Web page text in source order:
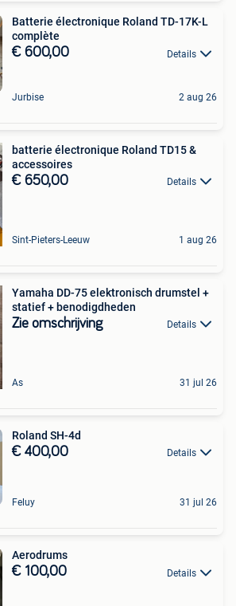
Batterie électronique Roland TD-17K-L
complète
€ 600,00 Details
Jurbise 2 aug 26
batterie électronique Roland TD15 &
accessoires
€ 650,00 Details
Sint-Pieters-Leeuw 1 aug 26
Yamaha DD-75 elektronisch drumstel +
statief + benodigdheden
Zie omschrijving Details
As 31 jul 26
Roland SH-4d
€ 400,00 Details
Feluy 31 jul 26
Aerodrums
€ 100,00 Details